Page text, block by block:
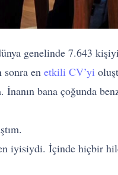
genelinde 7.643
sonra en etkili CV’yi
bana çoğunda
iyisiydi. İçinde hiçbir